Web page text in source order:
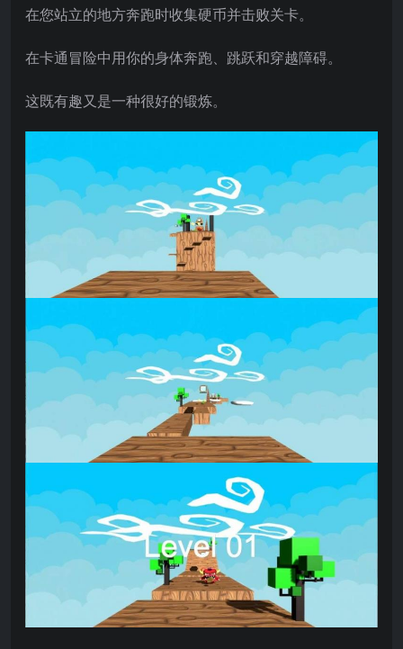
在您站立的地方奔跑时收集硬币并击败关卡。
在卡通冒险中用你的身体奔跑、跳跃和穿越障碍。
这既有趣又是一种很好的锻炼。